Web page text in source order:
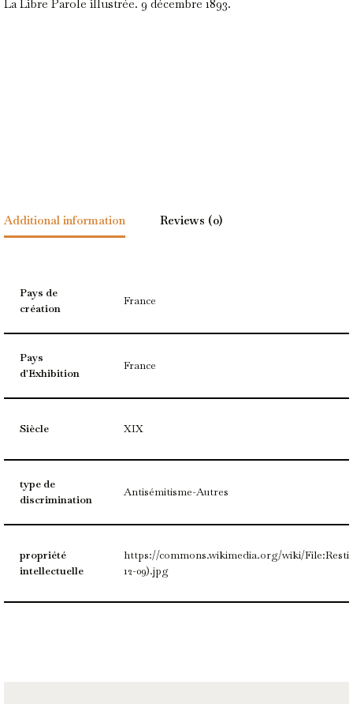
La Libre Parole illustrée. 9 décembre 1893.
Additional information Reviews (0)
Pays de
création
France
Pays
d'Exhibition
France
Siècle XIX
type de
discrimination
Antisémitisme-Autres
propriété
intellectuelle
https://commons.wikimedia.org/wiki/
12-09).jpg